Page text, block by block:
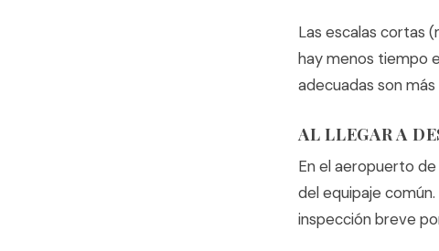
Las escalas cortas
hay menos tiempo
adecuadas son
AL LLEGAR A
En el aeropuerto
del equipaje
inspección breve